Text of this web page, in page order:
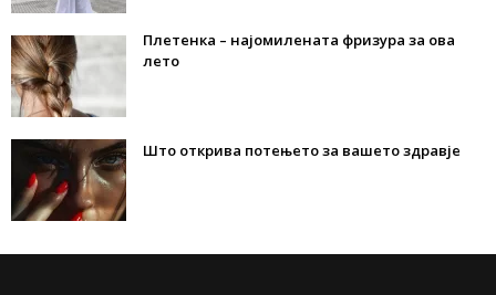
Плетенка – најомилената фризура за ова
лето
Што открива потењето за вашето здравје